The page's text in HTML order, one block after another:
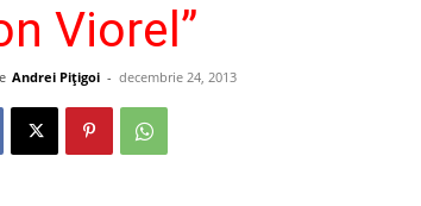
Viorel”
Andrei Pițigoi - decembrie 24, 2013